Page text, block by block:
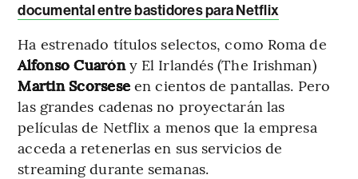
documental entre bastidores para Netflix
Ha estrenado títulos selectos, como Roma de
Alfonso Cuaróny El Irlandés (The Irishman)
Martin Scorsese en cientos de pantallas. Pero
las grandes cadenas no proyectarán las
películas de Netflix a menos que la empresa
acceda a retenerlas en sus servicios de
streaming durante semanas.